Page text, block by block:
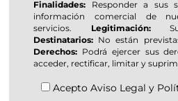
Finalidades: Responder a sus
información comercial de
servicios. Legitimación:Su
Destinatarios: No están
Derechos: Podrá ejercer sus
acceder, rectificar, limitar y
AceptoAviso Legal y